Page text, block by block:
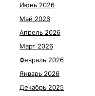
Июнь 2026
Май 2026
Апрель 2026
Март 2026
Февраль 2026
Январь 2026
Декабрь 2025